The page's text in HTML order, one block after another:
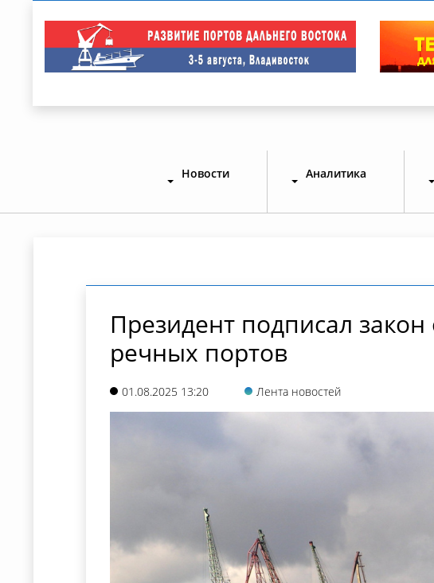
Новости Аналитика
Президент подписал
речных портов
01.08.2025 13:20 Лента новостей